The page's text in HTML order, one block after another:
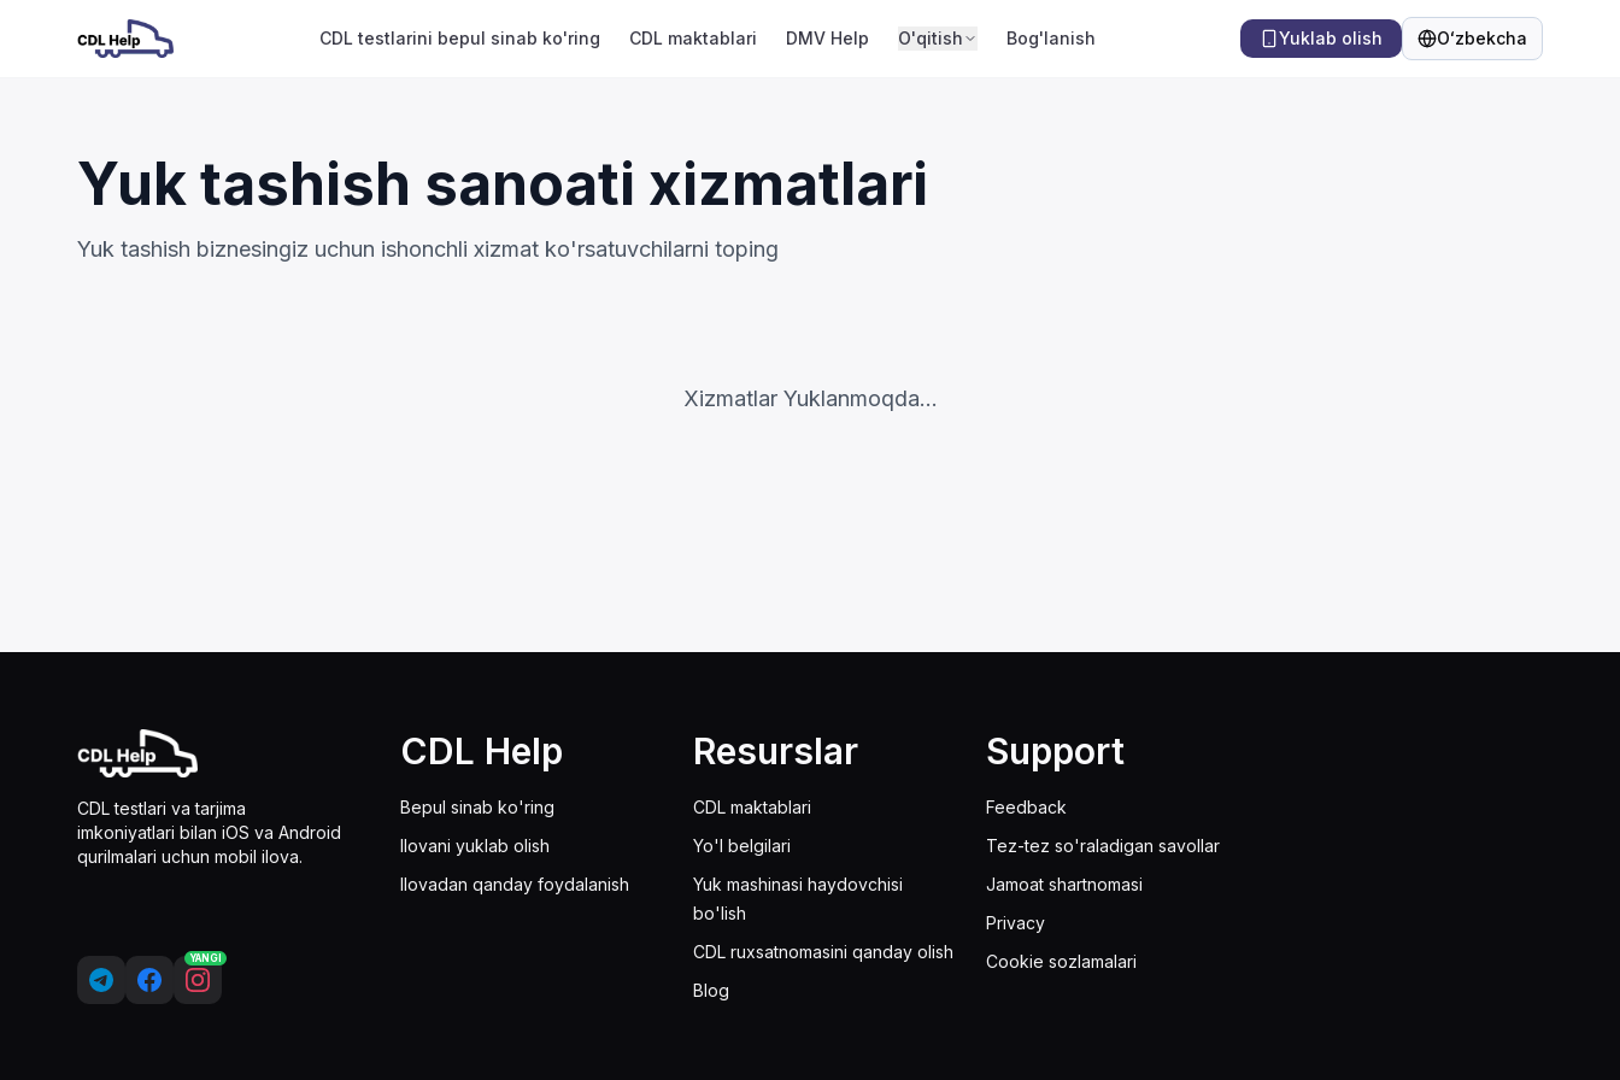
CDL testlarini bepul sinab ko'ring CDL maktablari DMV Help O'qitish Bog'lanish Yuklab olish Oʻzbekcha
Til
Yuk tashish sanoati xizmatlari
Yuk tashish biznesingiz uchun ishonchli xizmat ko'rsatuvchilarni toping
Xizmatlar Yuklanmoqda...
CDL testlari va tarjima
imkoniyatlari bilan iOS va Android
qurilmalari uchun mobil ilova.
YANGI
CDL Help
Bepul sinab ko'ring
Ilovani yuklab olish
Ilovadan qanday foydalanish
Resurslar
CDL maktablari
Yo'l belgilari
Yuk mashinasi haydovchisi
bo'lish
CDL ruxsatnomasini qanday olish
Blog
Support
Feedback
Tez-tez so'raladigan savollar
Jamoat shartnomasi
Privacy
Cookie sozlamalari